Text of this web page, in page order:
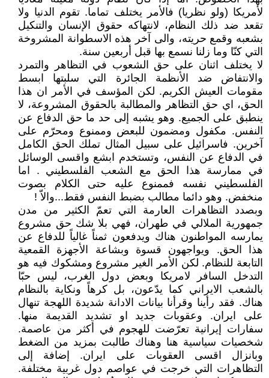
لأمريكا (ولو نظريا) فالأمر يختلف تماما. تقوم الدنيا ولا
تقعد ضد ذلك النظام، لانتهاكه حقوق الإنسان والتنكيل
بشعبه وقمع حريته، والى آخر هذه الاسطوانة المشروخة
التي كنّا وما زلنا نسمع بها قبل أربعين سنة.
لا يختلف اثنان على حق الشعوب في التظاهر والتمرد
والانتفاض ضد الأنظمة الجائرة التي سلبتها ابسط
مقومات العيش الكريم. لكن المؤسف في الأمر ان هذا
الحق، اي حق التظاهر والمطالبة بالحقوق المشروعة، لا
ينطبق على الجميع. وهو يشبه إلى حد ما حق الدفاع عن
النفس. مكفول ومضمون للبعض وممنوع ومحرّم على
آخرين. فاسرائيل على سبيل المثال تملك الحق الكامل
في الدفاع عن النفس، وتستخدم ابشع واقسى الوسائل
في ممارسة هذا الحق مع الشعب الفلسطيني . اما
الفلسطيني نفسه فممنوع عليه حتى الكلام بصوت
منخفض. وهو دائما مطالب بضبط النفس فقط...والاّ !
وبصدد التظاهرات العارمة التي تعمّ الكثير من مدن
جمهورية الملالي في طهران، فهي بلا شك حق مشروع
يمارسه المواطنون هناك ويدفعون ثمناً غالياً للدفاع عن
هذا الحق. ويواجهون قسوة وبشاعة الأجهزة القمعية
التابعة للنظام. لكن الأمر الغير مشروع ومشكوك فيه هو
التدخل السافر لامريكا وبعض دول الغرب، ليس حبّا
بالشعب الايراني كما يدّعون، بل كرهاً ونكاية بالنظام
هناك. فقد رأينا وقرأنا بيانات الادانة شديدة اللهجة تنهال
على ايران. وعقوبات جديد او تشديد القديمة منها.
سفارات إيرانية تعرّضت للهجوم في أكثر من عاصمة.
شخصيات سياسية هنا وهناك طالبت بمزيد من الضغط
وبانزال اقسى العقوبات على ايران. إضافة إلى
التظاهرات التي خرجت في عواصم دول غربية مختلفة.